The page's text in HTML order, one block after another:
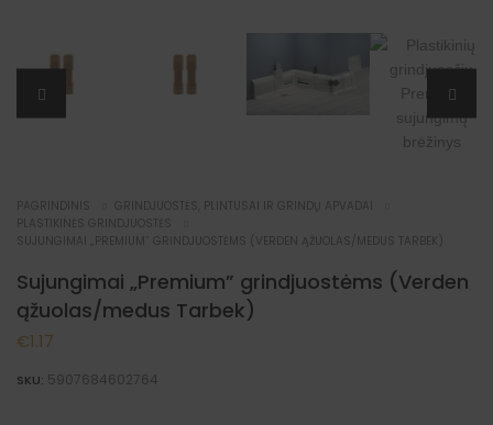
PAGRINDINIS
GRINDJUOSTĖS, PLINTUSAI IR GRINDŲ APVADAI
PLASTIKINĖS GRINDJUOSTĖS
SUJUNGIMAI „PREMIUM” GRINDJUOSTĖMS (VERDEN ĄŽUOLAS/MEDUS TARBEK)
Sujungimai „Premium” grindjuostėms (Verden
ąžuolas/medus Tarbek)
€1.17
SKU: 5907684602764